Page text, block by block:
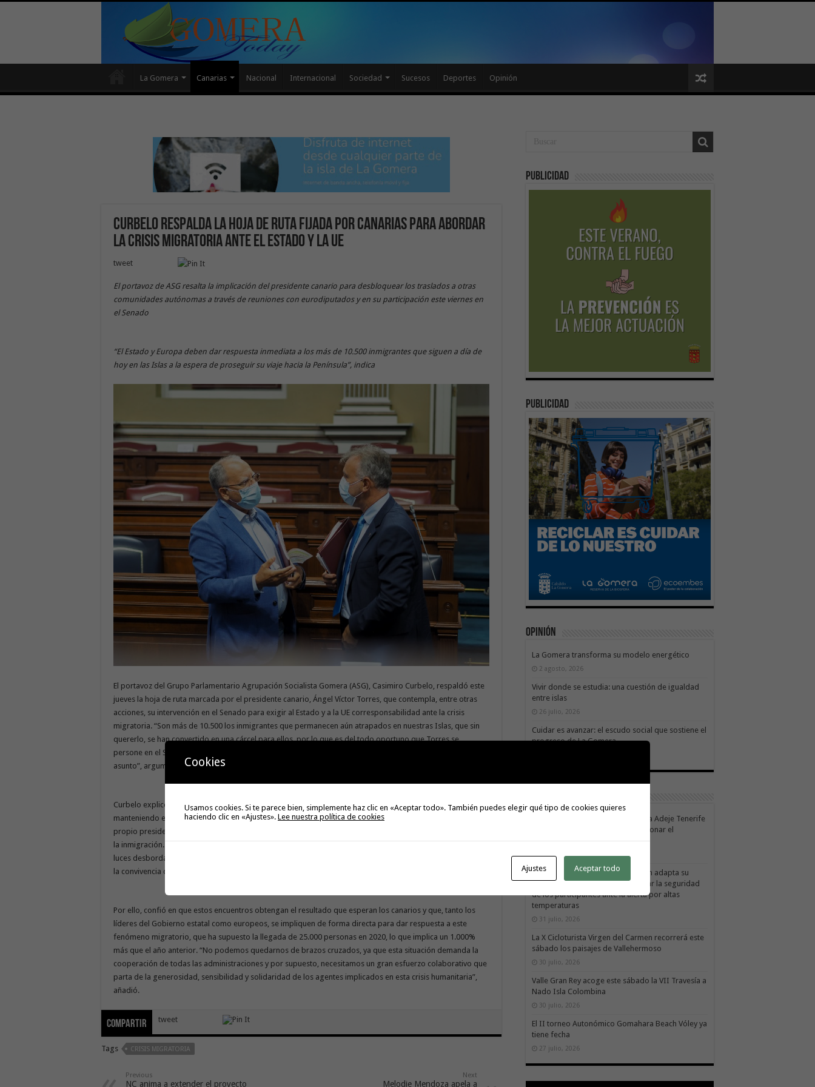
La Gomera Canarias Nacional Internacional Sociedad Sucesos Deportes Opinión
Curbelo respalda la hoja de ruta fijada por Canarias para abordar
la crisis migratoria ante el Estado y la UE
tweet
El portavoz de ASG resalta la implicación del presidente canario para desbloquear los traslados a otras
comunidades autónomas a través de reuniones con eurodiputados y en su participación este viernes en
el Senado
“El Estado y Europa deben dar respuesta inmediata a los más de 10.500 inmigrantes que siguen a día de
hoy en las Islas a la espera de proseguir su viaje hacia la Península”, indica
El portavoz del Grupo Parlamentario Agrupación Socialista Gomera (ASG), Casimiro Curbelo, respaldó este
jueves la hoja de ruta marcada por el presidente canario, Ángel Víctor Torres, que contempla, entre otras
acciones, su intervención en el Senado para exigir al Estado y a la UE corresponsabilidad ante la crisis
migratoria. “Son más de 10.500 los inmigrantes que permanecen aún atrapados en nuestras Islas, que sin
quererlo, se han convertido en una cárcel para ellos, por lo que es del todo oportuno que Torres se
persone en el Senado para ejercer una mayor presión a la hora de pedir corresponsabilidad en este
asunto”, argumentó.
Curbelo explicó que la intervención de este viernes en la Cámara Alta se suma a las reuniones que está
manteniendo el Ejecutivo regional con diversos eurodiputados, así como al encuentro que mantendrá el
propio presidente canario el próximo 1 de marzo en el Parlamento Europeo para analizar la situación ante
la inmigración. “Canarias no puede seguir asumiendo este drama en solitario, una situación que a todas
luces desborda la capacidad de actuación de las Islas y que ha conducido a un aumento de la crispación en
la convivencia de los inmigrantes”, matizó.
Por ello, confió en que estos encuentros obtengan el resultado que esperan los canarios y que, tanto los
líderes del Gobierno estatal como europeos, se impliquen de forma directa para dar respuesta a este
fenómeno migratorio, que ha supuesto la llegada de 25.000 personas en 2020, lo que implica un 1.000%
más que el año anterior. “No podemos quedarnos de brazos cruzados, ya que esta situación demanda la
cooperación de todas las administraciones y por supuesto, necesitamos un gran esfuerzo colaborativo que
parta de la generosidad, sensibilidad y solidaridad de los agentes implicados en esta crisis humanitaria”,
añadió.
Compartir tweet
Tags CRISIS MIGRATORIA
Previous
NC anima a extender el proyecto
Next
Melodie Mendoza apela a
Publicidad
publicidad
Opinión
La Gomera transforma su modelo energético
2 agosto, 2026
Vivir donde se estudia: una cuestión de igualdad
entre islas
26 julio, 2026
Cuidar es avanzar: el escudo social que sostiene el
progreso de La Gomera
El Cabildo de La Gomera y el Costa Adeje Tenerife
renuevan su alianza para promocionar el
producto local
La X Cicloturista Virgen del Carmen adapta su
recorrido y horario para garantizar la seguridad
de los participantes ante la alerta por altas
temperaturas
31 julio, 2026
La X Cicloturista Virgen del Carmen recorrerá este
sábado los paisajes de Vallehermoso
30 julio, 2026
Valle Gran Rey acoge este sábado la VII Travesía a
Nado Isla Colombina
30 julio, 2026
El II torneo Autonómico Gomahara Beach Vóley ya
tiene fecha
27 julio, 2026
Cookies
Usamos cookies. Si te parece bien, simplemente haz clic en «Aceptar todo». También puedes elegir qué tipo de cookies quieres
haciendo clic en «Ajustes». Lee nuestra política de cookies
Ajustes Aceptar todo